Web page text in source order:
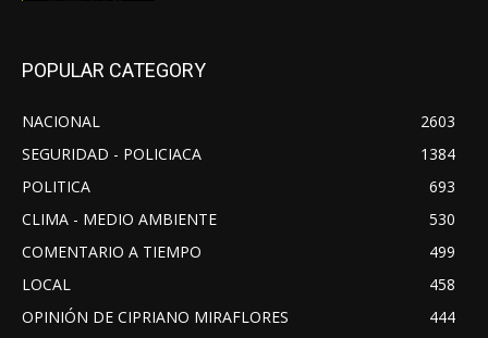
POPULAR CATEGORY
NACIONAL
2603
SEGURIDAD - POLICIACA
1384
POLITICA
693
CLIMA - MEDIO AMBIENTE
530
COMENTARIO A TIEMPO
499
LOCAL
458
OPINIÓN DE CIPRIANO MIRAFLORES
444